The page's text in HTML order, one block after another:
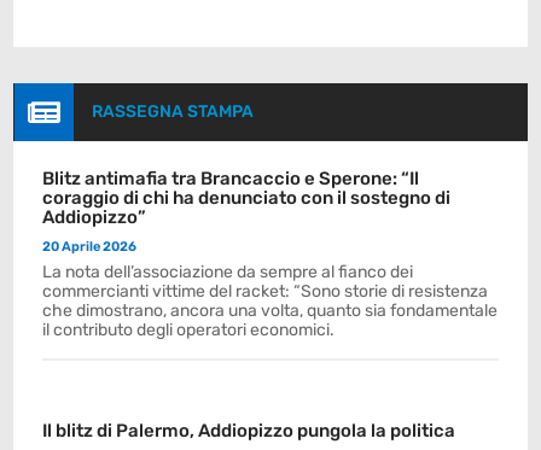
 RASSEGNA STAMPA
Blitz antimafia tra Brancaccio e Sperone: “Il
coraggio di chi ha denunciato con il sostegno di
Addiopizzo”
20 Aprile 2026
La nota dell’associazione da sempre al fianco dei
commercianti vittime del racket: “Sono storie di resistenza
che dimostrano, ancora una volta, quanto sia fondamentale
il contributo degli operatori economici.
Il blitz di Palermo, Addiopizzo pungola la politica